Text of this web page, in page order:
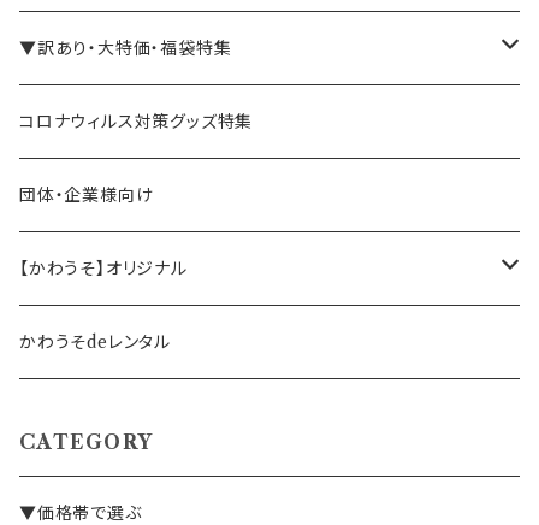
手帳・ノート
ペン立て・収納ケース・トレイ
バッグ・かばん
テレワーク・在宅ワーク向け
司会・セミナー講師向け
営業マン向け
事務職の方向け
▼訳あり・大特価・福袋特集
アウトレット商品
福袋・まとめ買い
コロナウィルス対策グッズ特集
団体・企業様向け
【かわうそ】オリジナル
デザイナー
かわうそdeレンタル
CATEGORY
▼価格帯で選ぶ